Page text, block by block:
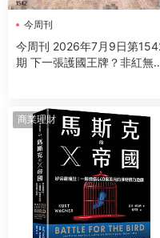
今周刊
今周刊 2026年7月9日第
期 下一張護國王牌？非紅無
商業理財